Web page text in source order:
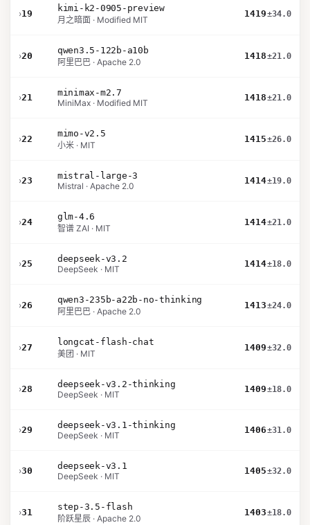
›19
kimi-k2-0905-preview
月之暗面 · Modified MIT
1419±34.0
›20
qwen3.5-122b-a10b
阿里巴巴 · Apache 2.0
1418±21.0
›21
minimax-m2.7
MiniMax · Modified MIT
1418±21.0
›22
mimo-v2.5
小米 · MIT
1415±26.0
›23
mistral-large-3
Mistral · Apache 2.0
1414±19.0
›24
glm-4.6
智谱 ZAI · MIT
1414±21.0
›25
deepseek-v3.2
DeepSeek · MIT
1414±18.0
›26
qwen3-235b-a22b-no-thinking
阿里巴巴 · Apache 2.0
1413±24.0
›27
longcat-flash-chat
美团 · MIT
1409±32.0
›28
deepseek-v3.2-thinking
DeepSeek · MIT
1409±18.0
›29
deepseek-v3.1-thinking
DeepSeek · MIT
1406±31.0
›30
deepseek-v3.1
DeepSeek · MIT
1405±32.0
›31
step-3.5-flash
阶跃星辰 · Apache 2.0
1403±18.0